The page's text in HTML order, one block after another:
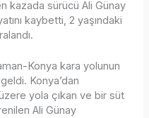
kazada sürücü Ali Günay
kaybetti, 2 yaşındaki
Konya kara yolunun
Konya’dan
yola çıkan ve bir süt
Ali Günay